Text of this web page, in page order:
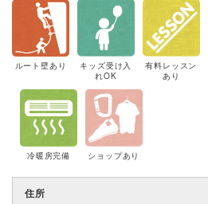
ルート壁あり
キッズ受け入
れOK
有料レッスン
あり
冷暖房完備 ショップあり
住所